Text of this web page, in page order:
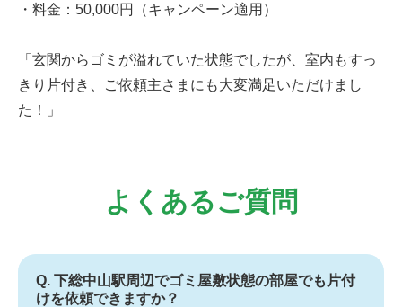
・料金：50,000円（キャンペーン適用）
「玄関からゴミが溢れていた状態でしたが、室内もすっ
きり片付き、ご依頼主さまにも大変満足いただけまし
た！」
よくあるご質問
Q. 下総中山駅周辺でゴミ屋敷状態の部屋でも片付
けを依頼できますか？